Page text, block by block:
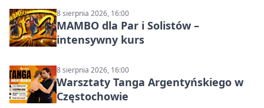
8 sierpnia 2026, 16:00
MAMBO dla Par i Solistów –
intensywny kurs
8 sierpnia 2026, 16:00
Warsztaty Tanga Argentyńskiego w
Częstochowie